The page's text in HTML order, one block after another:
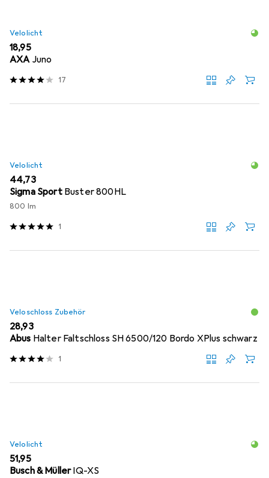
Velolicht
EUR
18,95
AXA Juno
17
Velolicht
EUR
44,73
Sigma Sport Buster 800HL
800 lm
1
Veloschloss Zubehör
EUR
28,93
Abus Halter Faltschloss SH 6500/120 Bordo XPlus schwarz
1
Velolicht
EUR
51,95
Busch & MüllerIQ-XS